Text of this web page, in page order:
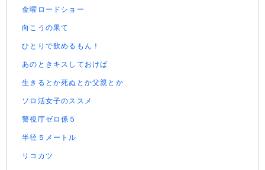
金曜ロードショー
向こうの果て
ひとりで飲めるもん！
あのときキスしておけば
生きるとか死ぬとか父親とか
ソロ活女子のススメ
警視庁ゼロ係５
半径５メートル
リコカツ